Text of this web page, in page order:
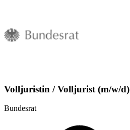
Volljuristin / Volljurist (m/w/d)
Bundesrat